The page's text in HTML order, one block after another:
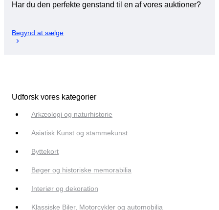
Har du den perfekte genstand til en af vores auktioner?
Begynd at sælge
Udforsk vores kategorier
Arkæologi og naturhistorie
Asiatisk Kunst og stammekunst
Byttekort
Bøger og historiske memorabilia
Interiør og dekoration
Klassiske Biler, Motorcykler og automobilia